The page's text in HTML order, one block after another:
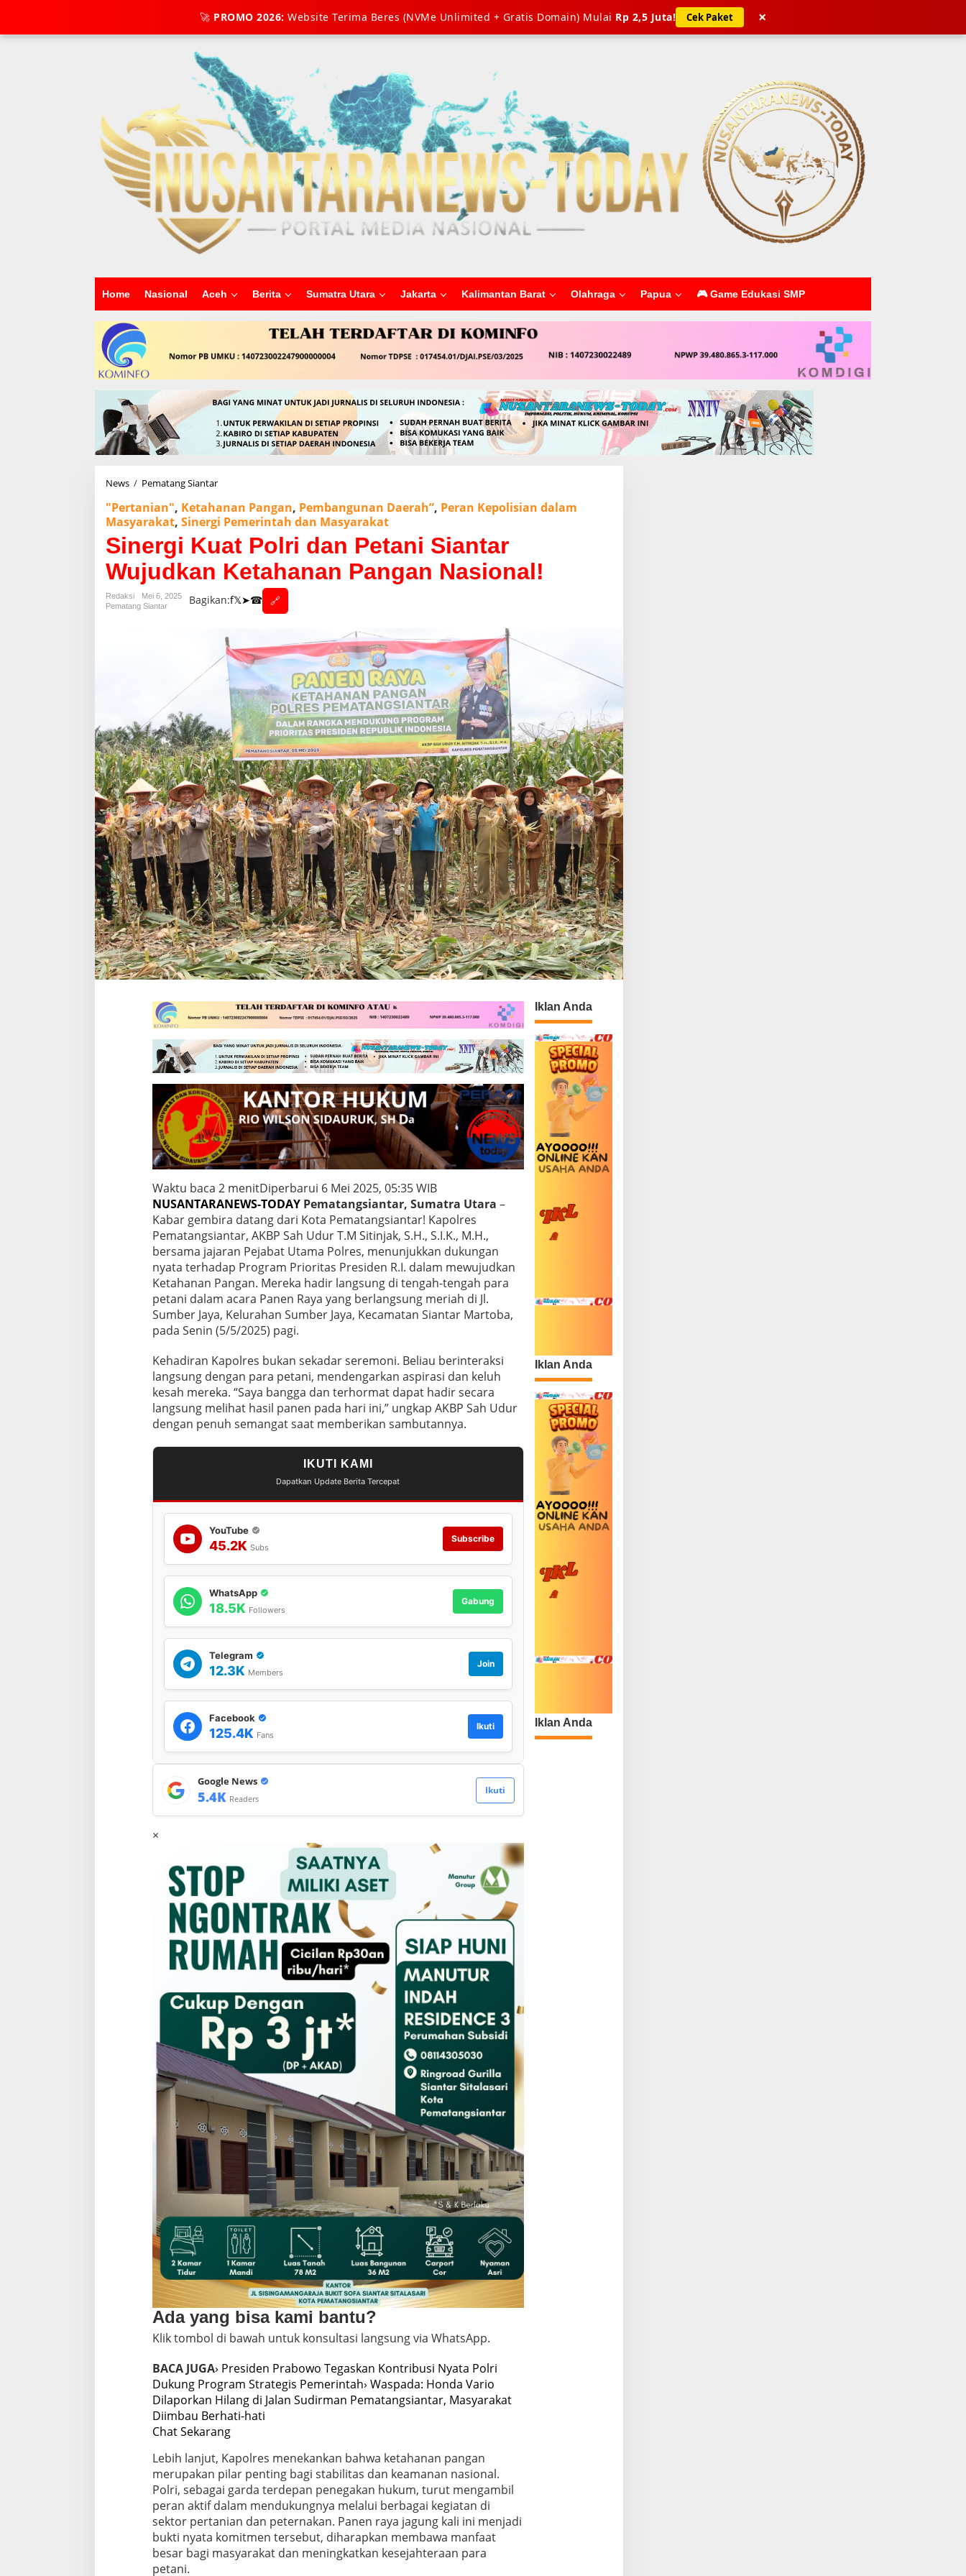
🚀 PROMO 2026: Website Terima Beres (NVMe Unlimited + Gratis Domain) Mulai Rp 2,5 Juta! Cek Paket ×
konten
Tambahkan Menu
Home Nasional Aceh Berita Sumatra Utara Jakarta Kalimantan Barat Olahraga Papua 🎮 Game Edukasi SMP
News / Pematang Siantar
Polri
dan
Siantar
Wujudkan
Ketahanan
Nasional!
"Pertanian", Ketahanan Pangan, Pembangunan Daerah”, Peran Kepolisian dalam
Masyarakat, Sinergi Pemerintah dan Masyarakat
Sinergi Kuat Polri dan Petani Siantar
Wujudkan Ketahanan Pangan Nasional!
Redaksi
Mei 6, 2025
Pematang Siantar
Bagikan:f𝕏➤☎ 🔗
Waktu baca 2 menitDiperbarui 6 Mei 2025, 05:35 WIB
NUSANTARANEWS-TODAYPematangsiantar, Sumatra Utara –
Kabar gembira datang dari Kota Pematangsiantar! Kapolres
Pematangsiantar, AKBP Sah Udur T.M Sitinjak, S.H., S.I.K., M.H.,
bersama jajaran Pejabat Utama Polres, menunjukkan dukungan
nyata terhadap Program Prioritas Presiden R.I. dalam mewujudkan
Ketahanan Pangan. Mereka hadir langsung di tengah-tengah para
petani dalam acara Panen Raya yang berlangsung meriah di Jl.
Sumber Jaya, Kelurahan Sumber Jaya, Kecamatan Siantar Martoba,
pada Senin (5/5/2025) pagi.
Kehadiran Kapolres bukan sekadar seremoni. Beliau berinteraksi
langsung dengan para petani, mendengarkan aspirasi dan keluh
kesah mereka. “Saya bangga dan terhormat dapat hadir secara
langsung melihat hasil panen pada hari ini,” ungkap AKBP Sah Udur
dengan penuh semangat saat memberikan sambutannya.
IKUTI KAMI
Dapatkan Update Berita Tercepat
YouTube
45.2K Subs
Subscribe
WhatsApp
18.5K Followers
Gabung
Telegram
12.3K Members
Join
Facebook
125.4K Fans
Ikuti
Google News
5.4K Readers
Ikuti
×
Ada yang bisa kami bantu?
Klik tombol di bawah untuk konsultasi langsung via WhatsApp.
BACA JUGA› Presiden Prabowo Tegaskan Kontribusi Nyata Polri
Dukung Program Strategis Pemerintah› Waspada: Honda Vario
Dilaporkan Hilang di Jalan Sudirman Pematangsiantar, Masyarakat
Diimbau Berhati-hati
Chat Sekarang
Lebih lanjut, Kapolres menekankan bahwa ketahanan pangan
merupakan pilar penting bagi stabilitas dan keamanan nasional.
Polri, sebagai garda terdepan penegakan hukum, turut mengambil
peran aktif dalam mendukungnya melalui berbagai kegiatan di
sektor pertanian dan peternakan. Panen raya jagung kali ini menjadi
bukti nyata komitmen tersebut, diharapkan membawa manfaat
besar bagi masyarakat dan meningkatkan kesejahteraan para
petani.
Iklan Anda
Iklan Anda
Iklan Anda